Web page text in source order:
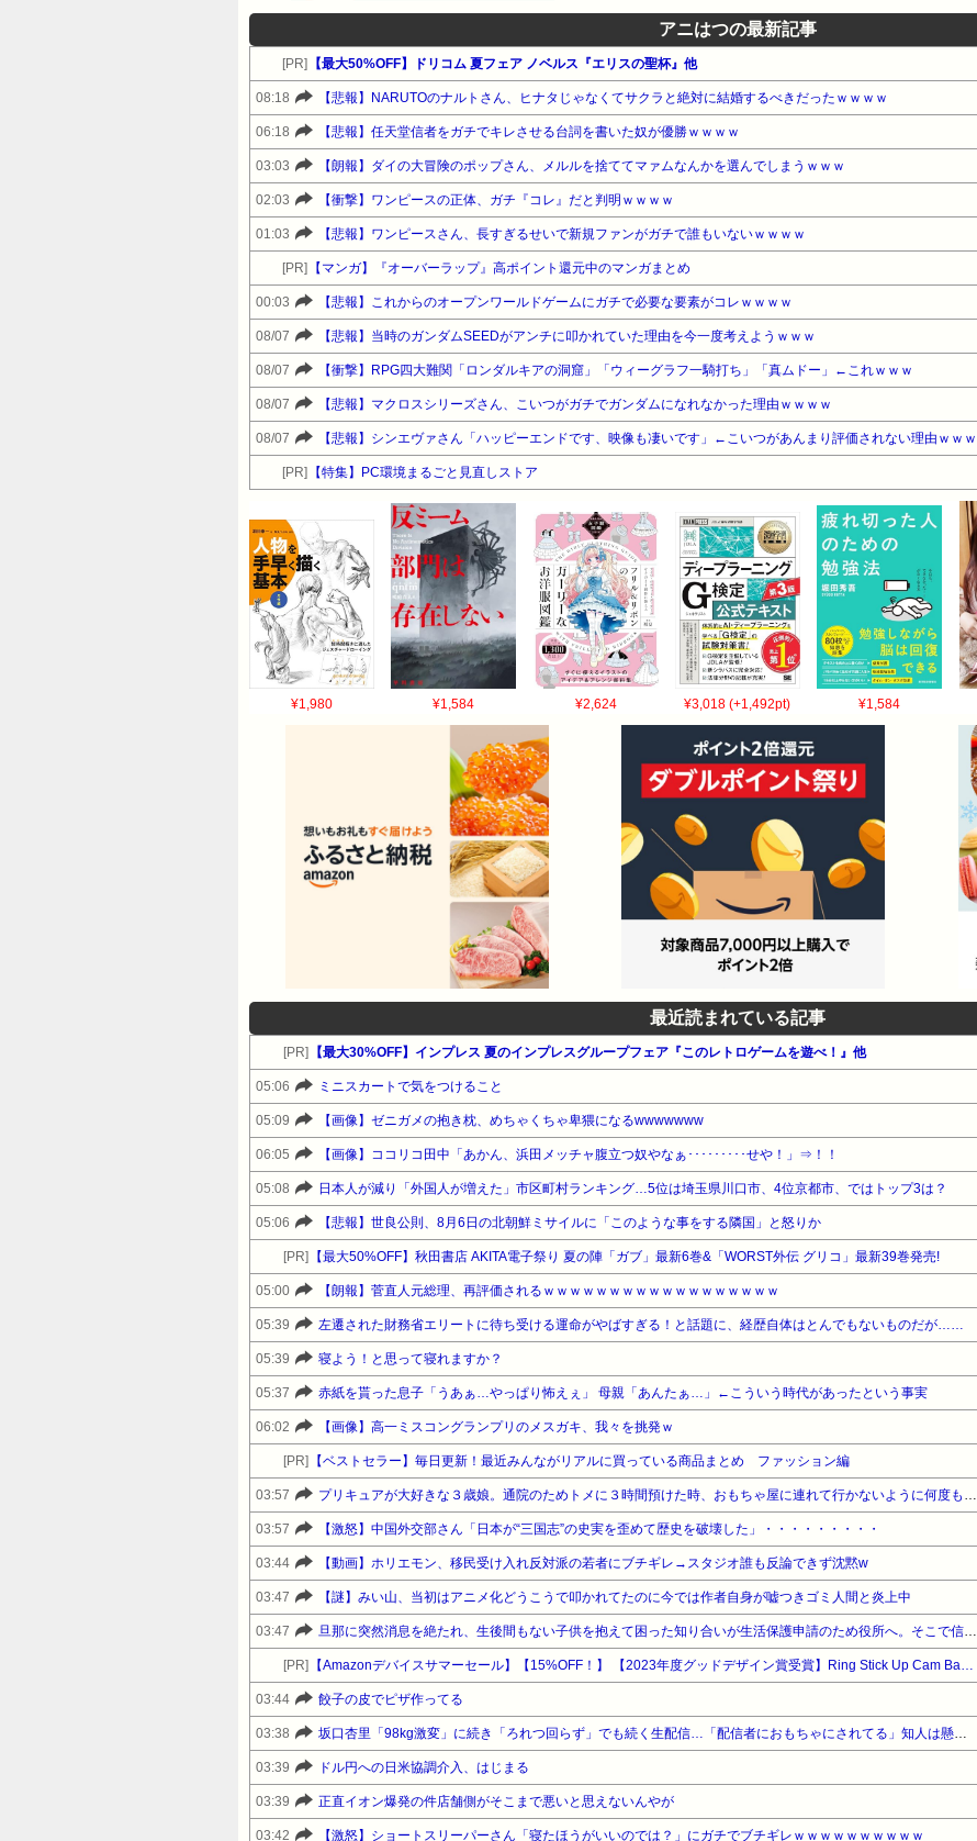
アニはつの最新記事
[PR] 【最大50%OFF】ドリコム 夏フェア ノベルス『エリスの聖杯』他
08:18 【悲報】NARUTOのナルトさん、ヒナタじゃなくてサクラと絶対に結婚するべきだったｗｗｗｗ
06:18 【悲報】任天堂信者をガチでキレさせる台詞を書いた奴が優勝ｗｗｗｗ
03:03 【朗報】ダイの大冒険のポップさん、メルルを捨ててマァムなんかを選んでしまうｗｗｗ
02:03 【衝撃】ワンピースの正体、ガチ『コレ』だと判明ｗｗｗｗ
01:03 【悲報】ワンピースさん、長すぎるせいで新規ファンがガチで誰もいないｗｗｗｗ
[PR] 【マンガ】『オーバーラップ』高ポイント還元中のマンガまとめ
00:03 【悲報】これからのオープンワールドゲームにガチで必要な要素がコレｗｗｗｗ
08/07 【悲報】当時のガンダムSEEDがアンチに叩かれていた理由を今一度考えようｗｗｗ
08/07 【衝撃】RPG四大難関「ロンダルキアの洞窟」「ウィーグラフ一騎打ち」「真ムドー」←これｗｗｗ
08/07 【悲報】マクロスシリーズさん、こいつがガチでガンダムになれなかった理由ｗｗｗｗ
08/07 【悲報】シンエヴァさん「ハッピーエンドです、映像も凄いです」←こいつがあんまり評価されない理由ｗｗｗ
[PR] 【特集】PC環境まるごと見直しストア
¥1,980 ¥1,584 ¥2,624 ¥3,018 (+1,492pt) ¥1,584
最近読まれている記事
[PR] 【最大30%OFF】インプレス 夏のインプレスグループフェア『このレトロゲームを遊べ！』他
05:06 ミニスカートで気をつけること
05:09 【画像】ゼニガメの抱き枕、めちゃくちゃ卑猥になるwwwwwww
06:05 【画像】ココリコ田中「あかん、浜田メッチャ腹立つ奴やなぁ･････････せや！」⇒！！
05:08 日本人が減り「外国人が増えた」市区町村ランキング…5位は埼玉県川口市、4位京都市、ではトップ3は？
05:06 【悲報】世良公則、8月6日の北朝鮮ミサイルに「このような事をする隣国」と怒りか
[PR] 【最大50%OFF】秋田書店 AKITA電子祭り 夏の陣「ガブ」最新6巻&「WORST外伝 グリコ」最新39巻発売!
05:00 【朗報】菅直人元総理、再評価されるｗｗｗｗｗｗｗｗｗｗｗｗｗｗｗｗｗｗ
05:39 左遷された財務省エリートに待ち受ける運命がやばすぎる！と話題に、経歴自体はとんでもないものだが……
05:39 寝よう！と思って寝れますか？
05:37 赤紙を貰った息子「うあぁ…やっぱり怖えぇ」 母親「あんたぁ…」←こういう時代があったという事実
06:02 【画像】高一ミスコングランプリのメスガキ、我々を挑発ｗ
[PR] 【ベストセラー】毎日更新！最近みんながリアルに買っている商品まとめ ファッション編
03:57 プリキュアが大好きな３歳娘。通院のためトメに３時間預けた時、おもちゃ屋に連れて行かないように何度もお願いしたが、あっさり買い与えていた。娘がそのおもちゃで…
03:57 【激怒】中国外交部さん「日本が“三国志”の史実を歪めて歴史を破壊した」・・・・・・・・・
03:44 【動画】ホリエモン、移民受け入れ反対派の若者にブチギレ→スタジオ誰も反論できず沈黙w
03:47 【謎】みい山、当初はアニメ化どうこうで叩かれてたのに今では作者自身が嘘つきゴミ人間と炎上中
03:47 旦那に突然消息を絶たれ、生後間もない子供を抱えて困った知り合いが生活保護申請のため役所へ。そこで信じられない言動が→
[PR] 【Amazonデバイスサマーセール】【15%OFF！】 【2023年度グッドデザイン賞受賞】Ring Stick Up Cam Battery (リング スティックアップカム バッテリーモデル) | 外出先からも見守り可能、屋内・屋外で使える充電式セキュリティカメラ、デバイス盗難補償付き - ホワイト | Ring Homeプラン30日間無料体験
03:44 餃子の皮でピザ作ってる
03:38 坂口杏里「98kg激変」に続き「ろれつ回らず」でも続く生配信…「配信者におもちゃにされてる」知人は懸念表明
03:39 ドル円への日米協調介入、はじまる
03:39 正直イオン爆発の件店舗側がそこまで悪いと思えないんやが
03:42 【激怒】ショートスリーパーさん「寝たほうがいいのでは？」にガチでブチギレｗｗｗｗｗｗｗｗｗｗ